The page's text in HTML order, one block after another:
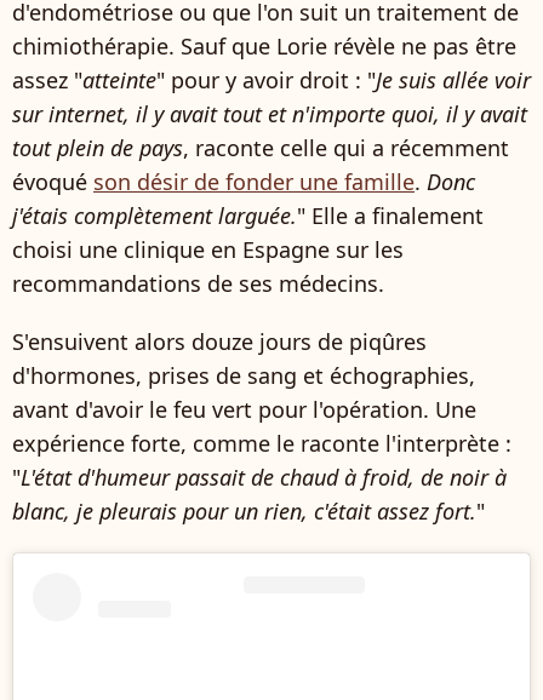
d'endométriose ou que l'on suit un traitement de
chimiothérapie. Sauf que Lorie révèle ne pas être
assez "atteinte" pour y avoir droit : "Je suis allée voir
sur internet, il y avait tout et n'importe quoi, il y avait
tout plein de pays, raconte celle qui a récemment
évoqué son désir de fonder une famille. Donc
j'étais complètement larguée." Elle a finalement
choisi une clinique en Espagne sur les
recommandations de ses médecins.
S'ensuivent alors douze jours de piqûres
d'hormones, prises de sang et échographies,
avant d'avoir le feu vert pour l'opération. Une
expérience forte, comme le raconte l'interprète :
"L'état d'humeur passait de chaud à froid, de noir à
blanc, je pleurais pour un rien, c'était assez fort."